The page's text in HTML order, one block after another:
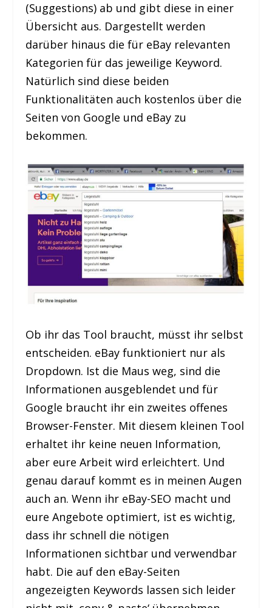
(Suggestions) ab und gibt diese in einer
Übersicht aus. Dargestellt werden
darüber hinaus die für eBay relevanten
Kategorien für das jeweilige Keyword.
Natürlich sind diese beiden
Funktionalitäten auch kostenlos über die
Seiten von Google und eBay zu
bekommen.
Ob ihr das Tool braucht, müsst ihr selbst
entscheiden. eBay funktioniert nur als
Dropdown. Ist die Maus weg, sind die
Informationen ausgeblendet und für
Google braucht ihr ein zweites offenes
Browser-Fenster. Mit diesem kleinen Tool
erhaltet ihr keine neuen Information,
aber eure Arbeit wird erleichtert. Und
genau darauf kommt es in meinen Augen
auch an. Wenn ihr eBay-SEO macht und
eure Angebote optimiert, ist es wichtig,
dass ihr schnell die nötigen
Informationen sichtbar und verwendbar
habt. Die auf den eBay-Seiten
angezeigten Keywords lassen sich leider